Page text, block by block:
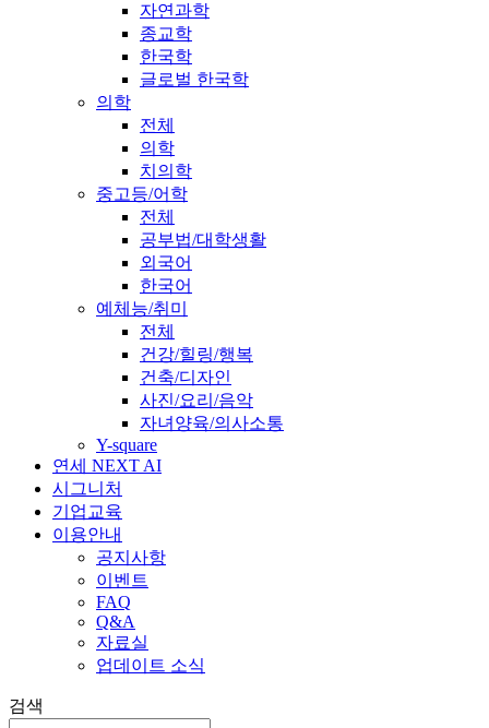
자연과학
종교학
한국학
글로벌 한국학
의학
전체
의학
치의학
중고등/어학
전체
공부법/대학생활
외국어
한국어
예체능/취미
전체
건강/힐링/행복
건축/디자인
사진/요리/음악
자녀양육/의사소통
Y-square
연세 NEXT AI
시그니처
기업교육
이용안내
공지사항
이벤트
FAQ
Q&A
자료실
업데이트 소식
검색